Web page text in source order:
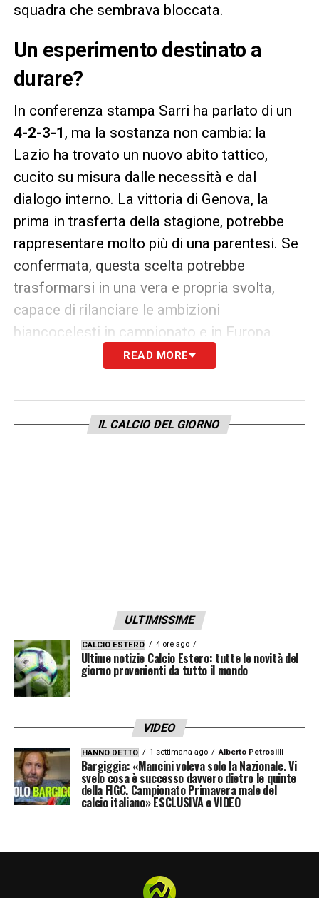
squadra che sembrava bloccata.
Un esperimento destinato a
durare?
In conferenza stampa Sarri ha parlato di un
4-2-3-1 , ma la sostanza non cambia: la
Lazio ha trovato un nuovo abito tattico,
cucito su misura dalle necessità e dal
dialogo interno. La vittoria di Genova, la
prima in trasferta della stagione, potrebbe
rappresentare molto più di una parentesi. Se
confermata, questa scelta potrebbe
trasformarsi in una vera e propria svolta,
capace di rilanciare le ambizioni
biancocelesti in campionato e in Europa.
READ MORE
IL CALCIO DEL GIORNO
ULTIMISSIME
CALCIO ESTERO 4 ore ago
Ultime notizie Calcio Estero: tutte le novità del
giorno provenienti da tutto il mondo
VIDEO
HANNO DETTO 1 settimana ago Alberto Petrosilli
Bargiggia: «Mancini voleva solo la Nazionale. Vi
svelo cosa è successo davvero dietro le quinte
della FIGC. Campionato Primavera male del
calcio italiano» ESCLUSIVA e VIDEO